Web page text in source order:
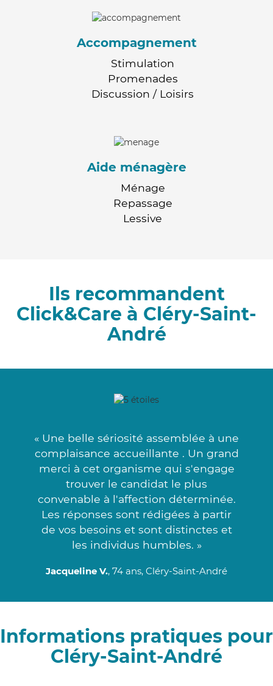
Accompagnement
Stimulation
Promenades
Discussion / Loisirs
Aide ménagère
Ménage
Repassage
Lessive
Ils recommandent
Click&Care à Cléry-Saint-
André
« Une belle sériosité assemblée à une
complaisance accueillante . Un grand
merci à cet organisme qui s'engage
trouver le candidat le plus
convenable à l'affection déterminée.
Les réponses sont rédigées à partir
de vos besoins et sont distinctes et
les individus humbles. »
Jacqueline V., 74 ans, Cléry-Saint-André
Informations pratiques pour
Cléry-Saint-André